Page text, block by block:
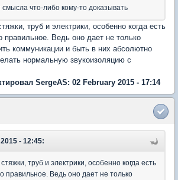
смысла что-либо кому-то доказывать
труб и электрики, особенно когда есть
правильное. Ведь оно дает не только
коммуникации и быть в них абсолютно
нормальную звукоизоляцию с
SergeAS: 02 February 2015 - 17:14
- 12:45:
труб и электрики, особенно когда есть
правильное. Ведь оно дает не только